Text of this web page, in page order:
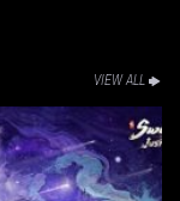
VIEW ALL